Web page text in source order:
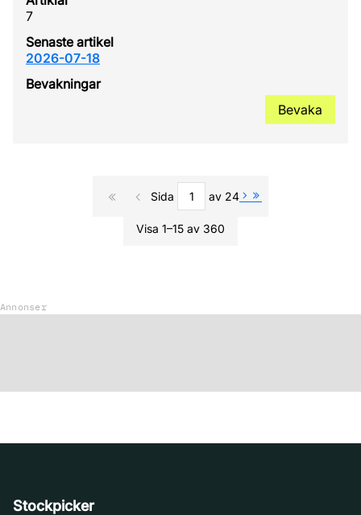
Sida av 24
Visa 1–15 av 360
7
2026-07-18
Bevaka
Annonser
Stockpicker